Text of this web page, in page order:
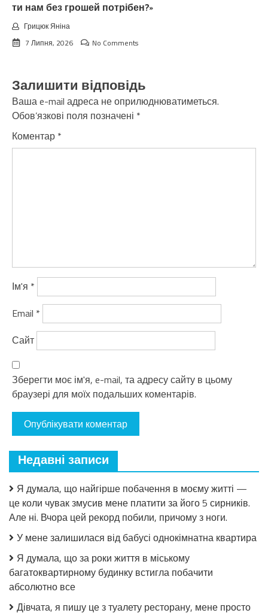
ти нам без грошей потрібен?»
Грицюк Яніна
7 Липня, 2026
No Comments
Залишити відповідь
Ваша e-mail адреса не оприлюднюватиметься.
Обов’язкові поля позначені *
Коментар *
Ім'я *
Email *
Сайт
Зберегти моє ім'я, e-mail, та адресу сайту в цьому
браузері для моїх подальших коментарів.
Недавні записи
Я думала, що найгірше побачення в моєму житті —
це коли чувак змусив мене платити за його 5 сирників.
Але ні. Вчора цей рекорд побили, причому з ноги.
У мене залишилася від бабусі однокімнатна квартира
Я думала, що за роки життя в міському
багатоквартирному будинку встигла побачити
абсолютно все
Дівчата, я пишу це з туалету ресторану, мене просто